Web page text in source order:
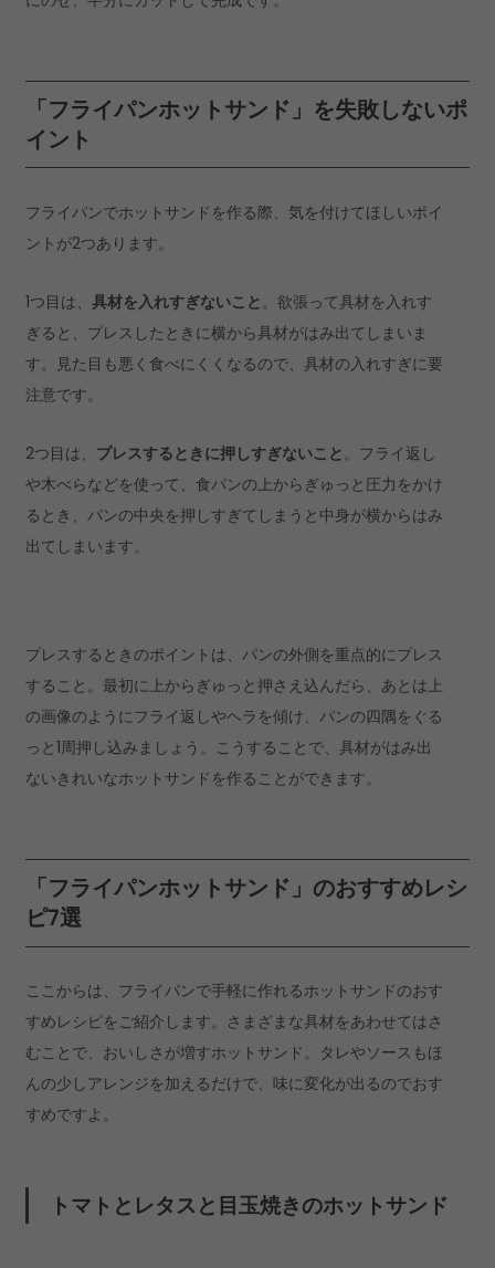
「フライパンホットサンド」を失敗しないポ
イント
フライパンでホットサンドを作る際、気を付けてほしいポイ
ントが2つあります。
1つ目は、具材を入れすぎないこと。欲張って具材を入れす
ぎると、プレスしたときに横から具材がはみ出てしまいま
す。見た目も悪く食べにくくなるので、具材の入れすぎに要
注意です。
2つ目は、 プレスするときに押しすぎないこと。フライ返し
や木べらなどを使って、食パンの上からぎゅっと圧力をかけ
るとき、パンの中央を押しすぎてしまうと中身が横からはみ
出てしまいます。
プレスするときのポイントは、パンの外側を重点的にプレス
すること。最初に上からぎゅっと押さえ込んだら、あとは上
の画像のようにフライ返しやヘラを傾け、パンの四隅をぐる
っと1周押し込みましょう。こうすることで、具材がはみ出
ないきれいなホットサンドを作ることができます。
「フライパンホットサンド」のおすすめレシ
ピ7選
ここからは、フライパンで手軽に作れるホットサンドのおす
すめレシピをご紹介します。さまざまな具材をあわせてはさ
むことで、おいしさが増すホットサンド。タレやソースもほ
んの少しアレンジを加えるだけで、味に変化が出るのでおす
すめですよ。
トマトとレタスと目玉焼きのホットサンド